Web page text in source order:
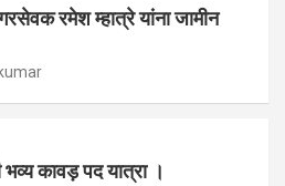
रमेश म्हात्रे यांना जामीन
भव्य कावड़ पद यात्रा ।